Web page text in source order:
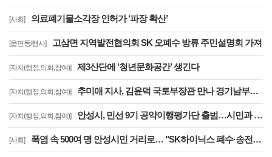
[사회] 의료폐기물소각장 인허가 ‘파장 확산’
[읍면동/행사] 고삼면 지역발전협의회 SK 오폐수 방류 주민설명회 가져
[자치(행정,의회,참여)] 제3산단에 ‘청년문화공간’ 생긴다
[자치(행정,의회,참여)] 추미애 지사, 김윤덕 국토부장관 만나 경기남부광역철도 등 40개 사업 국가철도망 반영 요청
[자치(행정,의회,참여)] 안성시, 민선 9기 공약이행평가단 출범…시민과 함께하는 공약
[사회] 폭염 속 500여 명 안성시민 거리로… "SK하이닉스 폐수·송전선로·온실가스 대책 마련하라"